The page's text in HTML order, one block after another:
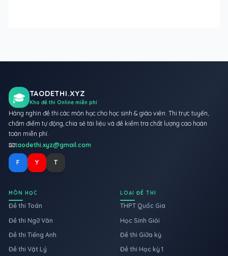
🎓 TAODETHI.XYZ
Kho đề thi Online miễn phí
Hàng nghìn đề thi các môn học cho học sinh & giáo viên. Thi trực tuyến,
chấm điểm tự động, chia sẻ tài liệu và đề kiểm tra chất lượng cao hoàn
toàn miễn phí.
📧taodethi.xyz@gmail.com
F Y T
MÔN HỌC
Đề thi Toán
Đề thi Ngữ Văn
Đề thi Tiếng Anh
Đề thi Vật Lý
LOẠI ĐỀ THI
THPT Quốc Gia
Học Sinh Giỏi
Đề thi Giữa kỳ
Đề thi Học kỳ 1